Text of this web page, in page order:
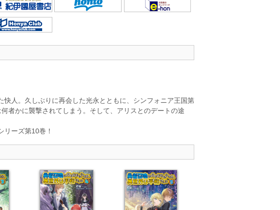
人。久しぶりに再会した光永とともに、シンフォニア王国第
者かに襲撃されてしまう。そして、アリスとのデートの途
リーズ第10巻！